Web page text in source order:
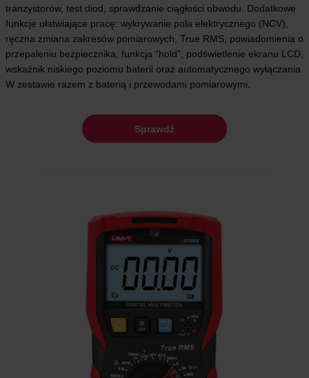
tranzystorów, test diod, sprawdzanie ciągłości obwodu. Dodatkowe
funkcje ułatwiające pracę: wykrywanie pola elektrycznego (NCV),
ręczna zmiana zakresów pomiarowych, True RMS, powiadomienia o
przepaleniu bezpiecznika, funkcja “hold”, podświetlenie ekranu LCD,
wskaźnik niskiego poziomu baterii oraz automatycznego wyłączania.
W zestawie razem z baterią i przewodami pomiarowymi.
Sprawdź